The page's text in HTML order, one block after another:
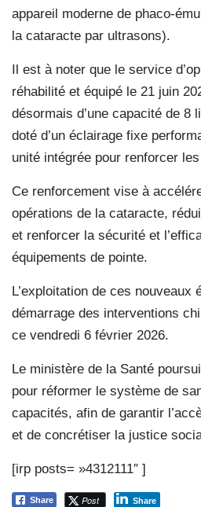
appareil moderne de phaco-
la cataracte par ultrasons).
Il est à noter que le service
réhabilité et équipé le 21 juin
désormais d’une capacité de 8
doté d’un éclairage fixe
unité intégrée pour renforcer
Ce renforcement vise à
opérations de la cataracte,
et renforcer la sécurité et
équipements de pointe.
L’exploitation de ces nouveaux
démarrage des interventions
ce vendredi 6 février 2026.
Le ministère de la Santé
pour réformer le système de
capacités, afin de garantir
et de concrétiser la justice
[irp posts= »4312111″ ]
Share Post Share